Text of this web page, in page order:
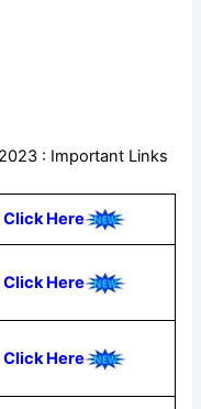
: Important Links
Click Here
Click Here
Click Here